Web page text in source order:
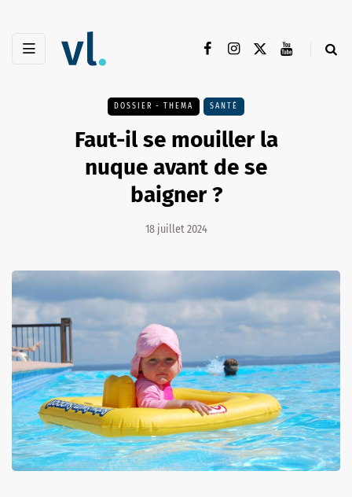
DOSSIER - THEMA SANTÉ
Faut-il se mouiller la
nuque avant de se
baigner ?
18 juillet 2024